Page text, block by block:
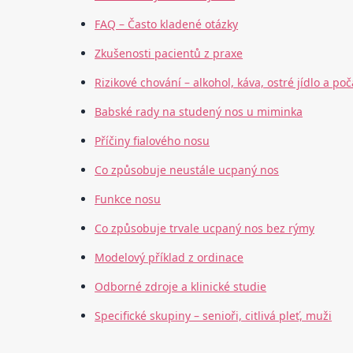
FAQ – Často kladené otázky
Zkušenosti pacientů z praxe
Rizikové chování – alkohol, káva, ostré jídlo a
Babské rady na studený nos u miminka
Příčiny fialového nosu
Co způsobuje neustále ucpaný nos
Funkce nosu
Co způsobuje trvale ucpaný nos bez rýmy
Modelový příklad z ordinace
Odborné zdroje a klinické studie
Specifické skupiny – senioři, citlivá pleť, muži